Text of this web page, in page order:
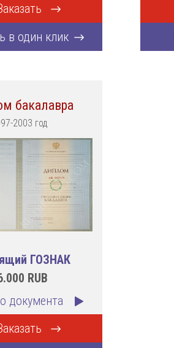
в один клик
бакалавра
2003 год
ГОЗНАК
RUB
документа